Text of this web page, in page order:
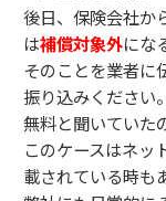
後日、保険会社か
は補償対象外にな
そのことを業者に
振り込みください
無料と聞いていた
このケースはネッ
載されている時も